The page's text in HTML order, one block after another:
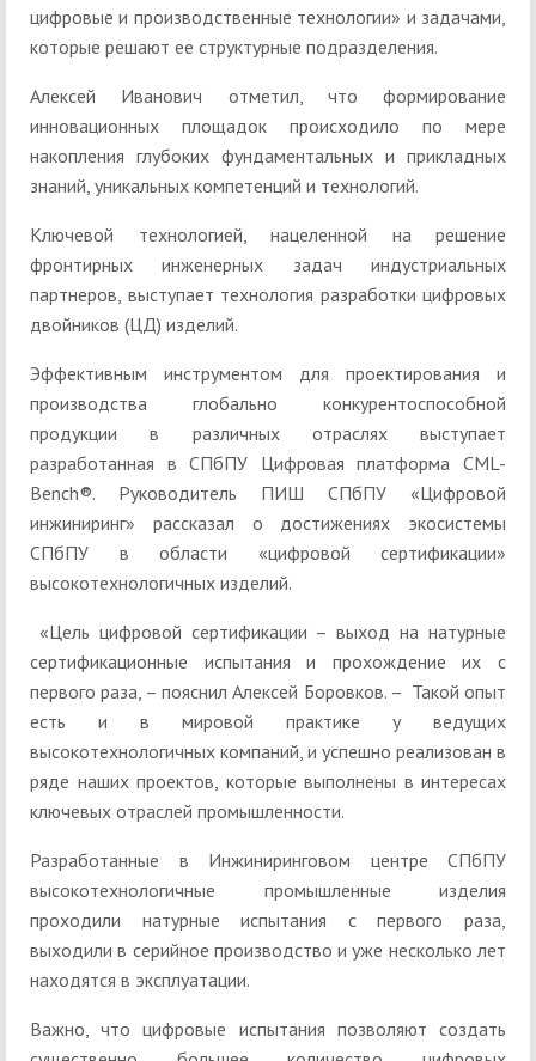
цифровые и производственные технологии» и задачами,
которые решают ее структурные подразделения.
Алексей Иванович отметил, что формирование
инновационных площадок происходило по мере
накопления глубоких фундаментальных и прикладных
знаний, уникальных компетенций и технологий.
Ключевой технологией, нацеленной на решение
фронтирных инженерных задач индустриальных
партнеров, выступает технология разработки цифровых
двойников (ЦД) изделий.
Эффективным инструментом для проектирования и
производства глобально конкурентоспособной
продукции в различных отраслях выступает
разработанная в СПбПУ Цифровая платформа CML-
Bench®. Руководитель ПИШ СПбПУ «Цифровой
инжиниринг» рассказал о достижениях экосистемы
СПбПУ в области «цифровой сертификации»
высокотехнологичных изделий.
«Цель цифровой сертификации – выход на натурные
сертификационные испытания и прохождение их с
первого раза, – пояснил Алексей Боровков. – Такой опыт
есть и в мировой практике у ведущих
высокотехнологичных компаний, и успешно реализован в
ряде наших проектов, которые выполнены в интересах
ключевых отраслей промышленности.
Разработанные в Инжиниринговом центре СПбПУ
высокотехнологичные промышленные изделия
проходили натурные испытания с первого раза,
выходили в серийное производство и уже несколько лет
находятся в эксплуатации.
Важно, что цифровые испытания позволяют создать